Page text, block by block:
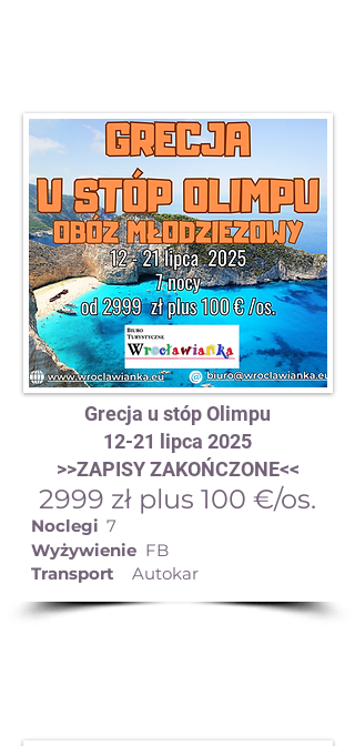
Grecja u stóp Olimpu
12-21 lipca 2025
>>ZAPISY ZAKOŃCZONE<<
2999 zł plus 100 €/os.
Noclegi 7
Wyżywienie FB
Transport
Autokar